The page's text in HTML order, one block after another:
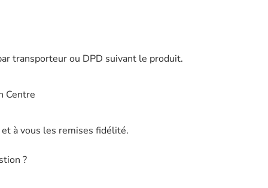
transporteur ou DPD suivant le produit.
Centre
à vous les remises fidélité.
?